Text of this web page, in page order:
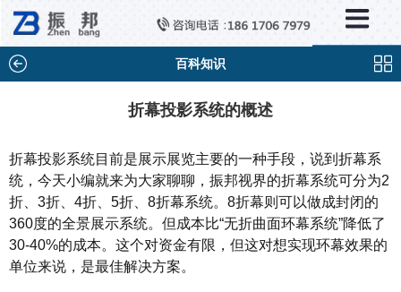
百科知识
折幕投影系统的概述
折幕投影系统目前是展示展览主要的一种手段，说到折幕系
统，今天小编就来为大家聊聊，振邦视界的折幕系统可分为2
折、3折、4折、5折、8折幕系统。8折幕则可以做成封闭的
360度的全景展示系统。但成本比“无折曲面环幕系统”降低了
30-40%的成本。这个对资金有限，但这对想实现环幕效果的
单位来说，是最佳解决方案。
新闻中心
×
行业新闻
问题解答
百科知识